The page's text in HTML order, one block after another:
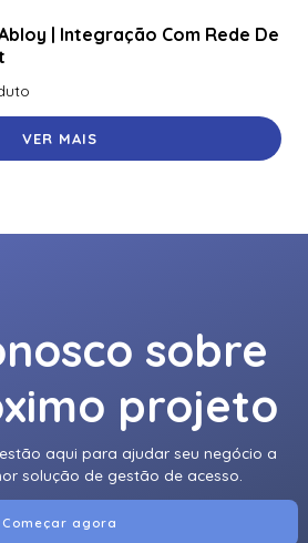
| Integração Com Rede De
VER MAIS
sobre
projeto
aqui para ajudar seu negócio a
solução de gestão de acesso.
Começar agora